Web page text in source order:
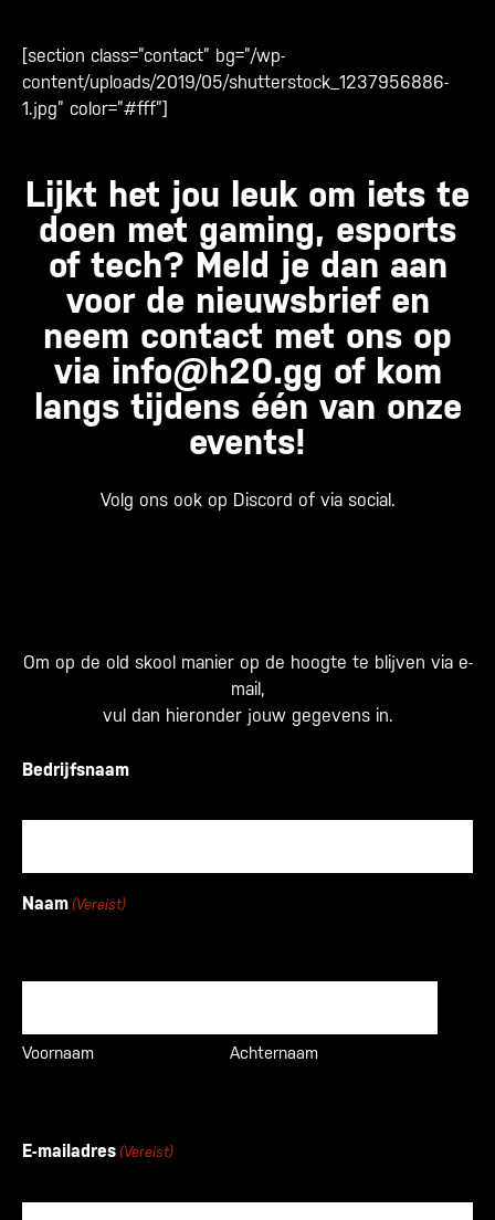
[section class=”contact” bg=”/wp-
content/uploads/2019/05/shutterstock_1237956886-
1.jpg” color=”#fff”]
Lijkt het jou leuk om iets te
doen met gaming, esports
of tech? Meld je dan aan
voor de nieuwsbrief en
neem contact met ons op
via info@h20.gg of kom
langs tijdens één van onze
events!
Volg ons ook op Discord of via social.
Om op de old skool manier op de hoogte te blijven via e-
mail,
vul dan hieronder jouw gegevens in.
Bedrijfsnaam
Naam (Vereist)
Voornaam Achternaam
E-mailadres (Vereist)